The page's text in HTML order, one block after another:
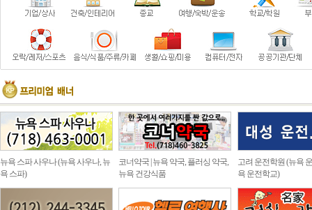
뉴욕 스파 사우나 (뉴욕 사우나, 뉴
욕 스파)
코너약국 | 뉴욕 약국, 플러싱 약국,
뉴욕 건강식품
고려 운전학원 (뉴욕
욕 운전학교)